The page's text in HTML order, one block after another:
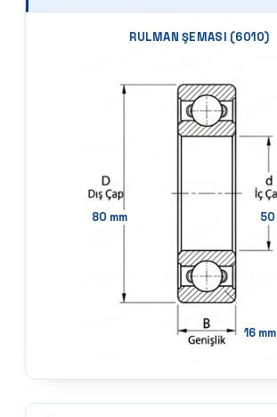
RULMAN ŞEMASI (6010)
80 mm 50
16mm